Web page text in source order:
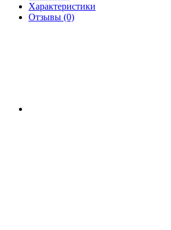
Характеристики
Отзывы (0)